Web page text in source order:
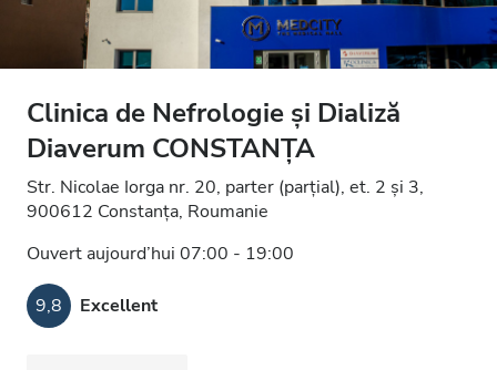
Clinica de Nefrologie și Dializă
Diaverum CONSTANȚA
Str. Nicolae Iorga nr. 20, parter (parțial), et. 2 și 3,
900612 Constanța, Roumanie
Ouvert aujourd’hui 07:00 - 19:00
9,8 Excellent